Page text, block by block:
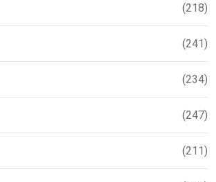
(218)
(241)
(234)
(247)
(211)